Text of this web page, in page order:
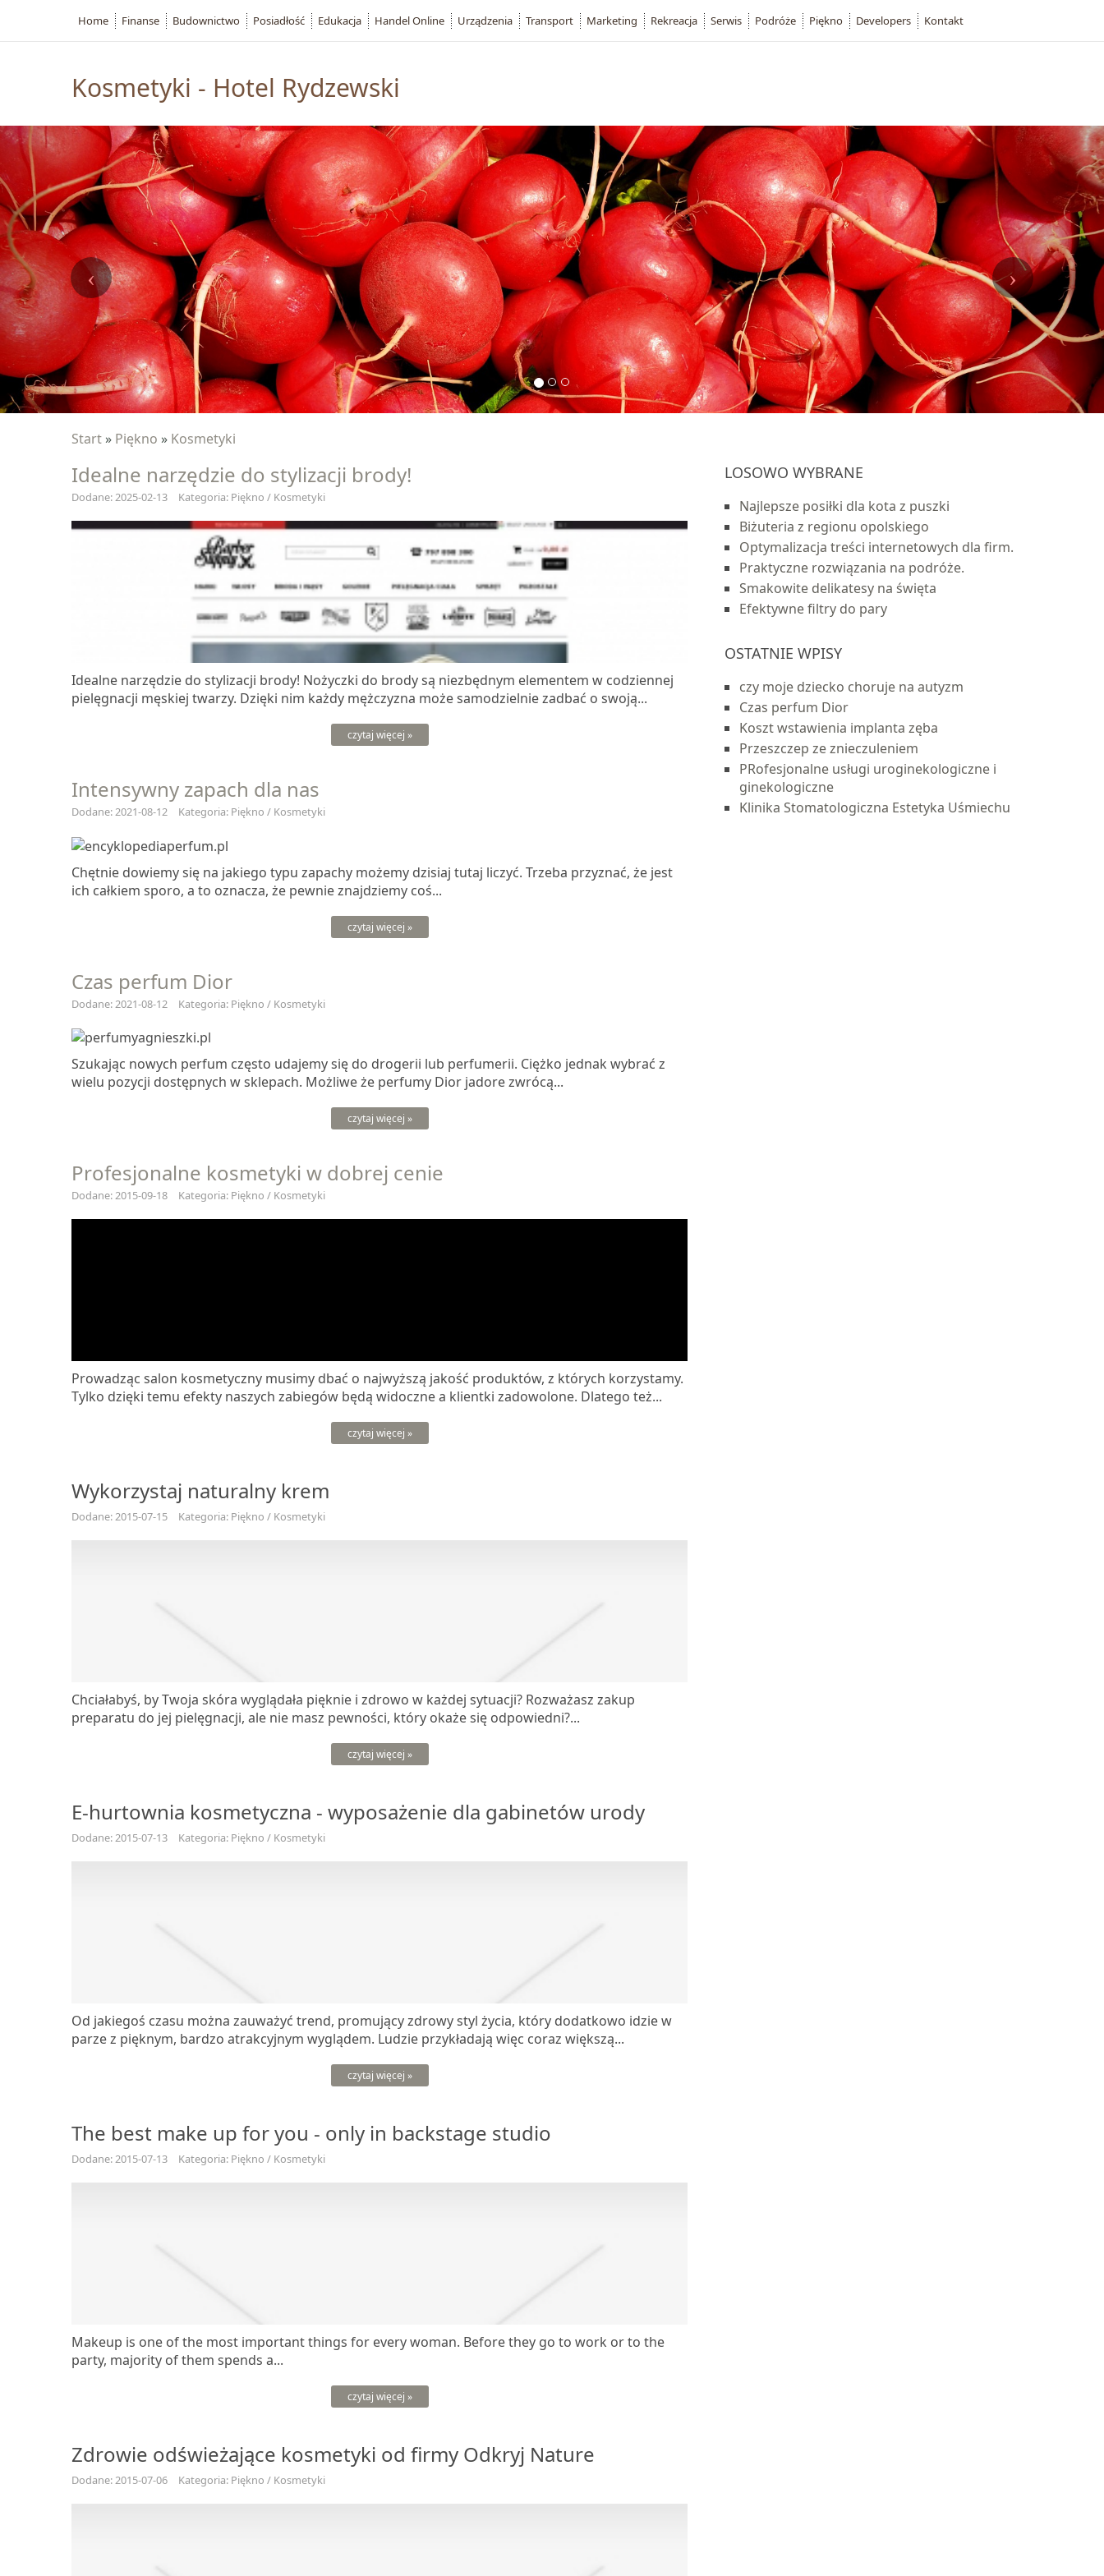
Kosmetyki - Hotel Rydzewski
Start » Piękno » Kosmetyki
Idealne narzędzie do stylizacji brody!
Dodane: 2025-02-13 Kategoria: Piękno / Kosmetyki
Idealne narzędzie do stylizacji brody! Nożyczki do brody są niezbędnym elementem w codziennej
pielęgnacji męskiej twarzy. Dzięki nim każdy mężczyzna może samodzielnie zadbać o swoją...
czytaj więcej »
Intensywny zapach dla nas
Dodane: 2021-08-12 Kategoria: Piękno / Kosmetyki
Chętnie dowiemy się na jakiego typu zapachy możemy dzisiaj tutaj liczyć. Trzeba przyznać, że jest
ich całkiem sporo, a to oznacza, że pewnie znajdziemy coś...
czytaj więcej »
Czas perfum Dior
Dodane: 2021-08-12 Kategoria: Piękno / Kosmetyki
Szukając nowych perfum często udajemy się do drogerii lub perfumerii. Ciężko jednak wybrać z
wielu pozycji dostępnych w sklepach. Możliwe że perfumy Dior jadore zwrócą...
czytaj więcej »
Profesjonalne kosmetyki w dobrej cenie
Dodane: 2015-09-18 Kategoria: Piękno / Kosmetyki
Prowadząc salon kosmetyczny musimy dbać o najwyższą jakość produktów, z których korzystamy.
Tylko dzięki temu efekty naszych zabiegów będą widoczne a klientki zadowolone. Dlatego też...
czytaj więcej »
Wykorzystaj naturalny krem
Dodane: 2015-07-15 Kategoria: Piękno / Kosmetyki
Chciałabyś, by Twoja skóra wyglądała pięknie i zdrowo w każdej sytuacji? Rozważasz zakup
preparatu do jej pielęgnacji, ale nie masz pewności, który okaże się odpowiedni?...
czytaj więcej »
E-hurtownia kosmetyczna - wyposażenie dla gabinetów urody
Dodane: 2015-07-13 Kategoria: Piękno / Kosmetyki
Od jakiegoś czasu można zauważyć trend, promujący zdrowy styl życia, który dodatkowo idzie w
parze z pięknym, bardzo atrakcyjnym wyglądem. Ludzie przykładają więc coraz większą...
czytaj więcej »
The best make up for you - only in backstage studio
Dodane: 2015-07-13 Kategoria: Piękno / Kosmetyki
Makeup is one of the most important things for every woman. Before they go to work or to the
party, majority of them spends a...
czytaj więcej »
Zdrowie odświeżające kosmetyki od firmy Odkryj Nature
Dodane: 2015-07-06 Kategoria: Piękno / Kosmetyki
LOSOWO WYBRANE
Najlepsze posiłki dla kota z puszki
Biżuteria z regionu opolskiego
Optymalizacja treści internetowych dla firm.
Praktyczne rozwiązania na podróże.
Smakowite delikatesy na święta
Efektywne filtry do pary
OSTATNIE WPISY
czy moje dziecko choruje na autyzm
Czas perfum Dior
Koszt wstawienia implanta zęba
Przeszczep ze znieczuleniem
PRofesjonalne usługi uroginekologiczne i
ginekologiczne
Klinika Stomatologiczna Estetyka Uśmiechu
Home Finanse Budownictwo Posiadłość Edukacja Handel Online Urządzenia Transport Marketing Rekreacja Serwis Podróże Piękno Developers Kontakt